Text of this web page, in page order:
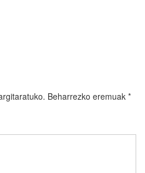
Beharrezko eremuak *